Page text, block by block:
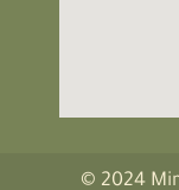
© 2024